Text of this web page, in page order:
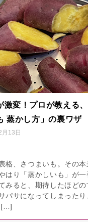
激変！プロが教える
蒸かし方」の裏ワザ
13日
格、さつまいも。その
はり「蒸かしいも」が一
みると、期待したほど
パサになってしまった
[…]